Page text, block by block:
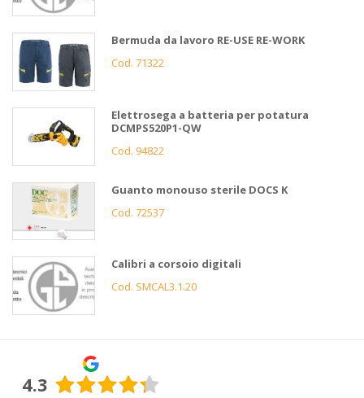
Bermuda da lavoro RE-USE RE-WORK
Cod. 71322
Elettrosega a batteria per potatura
DCMPS520P1-QW
Cod. 94822
Guanto monouso sterile DOCS K
Cod. 72537
Calibri a corsoio digitali
Cod. SMCAL3.1.20
4.3